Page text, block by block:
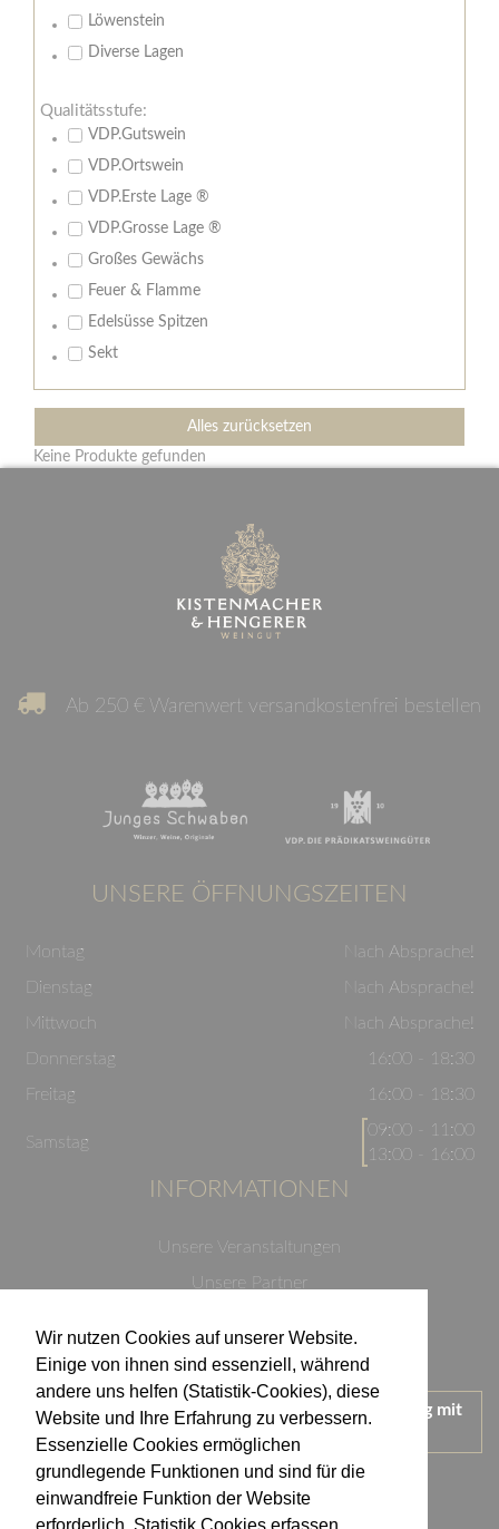
Wir nutzen Cookies auf unserer Website.
Einige von ihnen sind essenziell, während
andere uns helfen (Statistik-Cookies), diese
Website und Ihre Erfahrung zu verbessern.
Essenzielle Cookies ermöglichen
grundlegende Funktionen und sind für die
einwandfreie Funktion der Website
Löwenstein
Diverse Lagen
Qualitätsstufe:
VDP.Gutswein
VDP.Ortswein
VDP.Erste Lage ®
VDP.Grosse Lage ®
Großes Gewächs
Feuer & Flamme
Edelsüsse Spitzen
Sekt
Alles zurücksetzen
Keine Produkte gefunden
Ab 250 € Warenwert versandkostenfrei bestellen
UNSERE ÖFFNUNGSZEITEN
Montag
Nach Absprache!
Dienstag
Nach Absprache!
Mittwoch
Nach Absprache!
Donnerstag
16:00 - 18:30
Freitag
16:00 - 18:30
Samstag
09:00 - 11:00
13:00 - 16:00
INFORMATIONEN
Unsere Veranstaltungen
Unsere Partner
Impressum
Wir treten für einen verantwortungsvollen Umgang mit
Alkohol ein.
KONTAKT